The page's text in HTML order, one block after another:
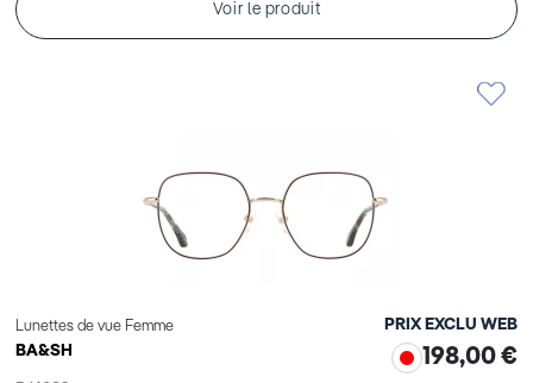
Voir le produit
Lunettes de vue Femme
BA&SH
PRIX EXCLU WEB
198,00 €